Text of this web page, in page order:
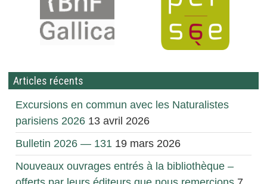
Articles récents
Excursions en commun avec les Naturalistes
parisiens 2026 13 avril 2026
Bulletin 2026 — 131 19 mars 2026
Nouveaux ouvrages entrés à la bibliothèque –